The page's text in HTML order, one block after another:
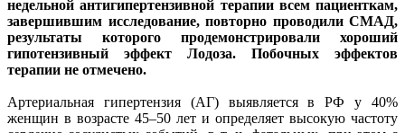
недельной антигипертензивной терапии всем пациенткам,
завершившим исследование, повторно проводили СМАД,
результаты которого продемонстрировали хороший
гипотензивный эффект Лодоза. Побочных эффектов
терапии не отмечено.
Артериальная гипертензия (АГ) выявляется в РФ у 40%
женщин в возрасте 45–50 лет и определяет высокую частоту